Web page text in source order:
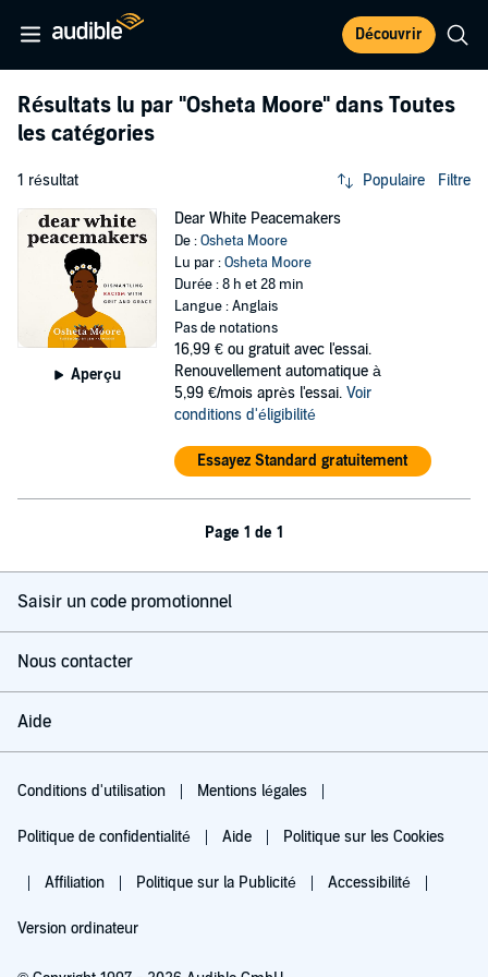
Découvrir
Résultats lu par "Osheta Moore" dans Toutes
les catégories
1 résultat Populaire Filtre
Aperçu
Dear White Peacemakers
De :Osheta Moore
Lu par :Osheta Moore
Durée : 8 h et 28 min
Langue : Anglais
Pas de notations
16,99 € ou gratuit avec l'essai.
Renouvellement automatique à
5,99 €/mois après l'essai. Voir
conditions d'éligibilité
Essayez Standard gratuitement
Page 1 de 1
Saisir un code promotionnel
Nous contacter
Aide
Conditions d'utilisation Mentions légales
Politique de confidentialité Aide Politique sur les Cookies
Affiliation Politique sur la Publicité Accessibilité
Version ordinateur